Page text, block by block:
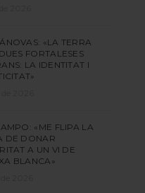
«LA TERRA
FORTALESES
LA IDENTITAT I
«ME FLIPA LA
DE DONAR
A UN VI DE
BLANCA»